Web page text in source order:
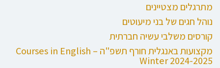
מתרגלים מצטיינים
נוהל חגים של בני מיעוטים
קורסים משלבי עשיה חברתית
מקצועות באנגלית חורף תשפ"ה – Courses in English
Winter 2024-2025